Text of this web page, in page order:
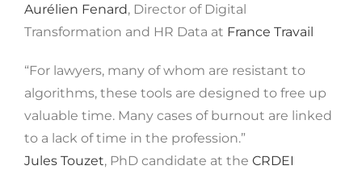
Aurélien Fenard, Director of Digital
Transformation and HR Data at France Travail
“For lawyers, many of whom are resistant to
algorithms, these tools are designed to free up
valuable time. Many cases of burnout are linked
to a lack of time in the profession.”
Jules Touzet, PhD candidate at the CRDEI